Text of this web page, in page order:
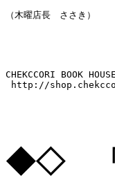
（木曜店長　ささき）
CHEKCCORI BOOK HOUSE
http://
◆◇ 「